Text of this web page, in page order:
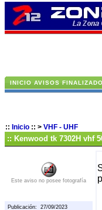
INICIO AVISOS
:: Inicio :: > VHF - UHF
:: Kenwood tk 7302H vhf
Este aviso no posee fotografía
Publicación: 27/09/2023